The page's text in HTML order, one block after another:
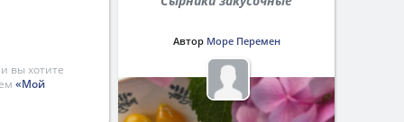
вы хотите
«Мой
Автор Море Перемен